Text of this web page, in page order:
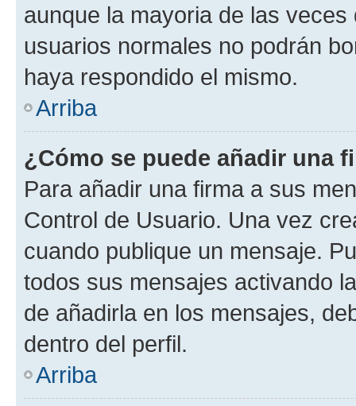
aunque la mayoria de las
usuarios normales no podrán
haya respondido el mismo.
Arriba
¿Cómo se puede añadir una
Para añadir una firma a sus
Control de Usuario. Una vez
cuando publique un mensaje.
todos sus mensajes activando
de añadirla en los mensajes,
dentro del perfil.
Arriba